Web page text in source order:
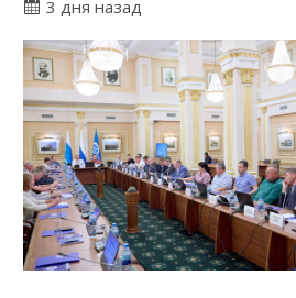
3 дня назад